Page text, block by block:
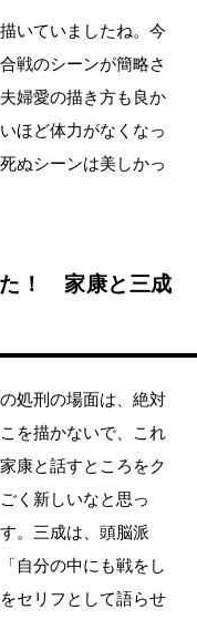
いていましたね。今
戦のシーンが簡略さ
婦愛の描き方も良か
ほど体力がなくなっ
ぬシーンは美しかっ
た！ 家康と三成
処刑の場面は、絶対
を描かないで、これ
康と話すところをク
く新しいなと思っ
。三成は、頭脳派
自分の中にも戦をし
セリフとして語らせ